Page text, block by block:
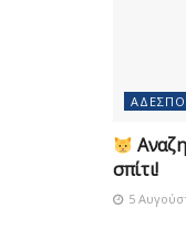
σπίτι!
5